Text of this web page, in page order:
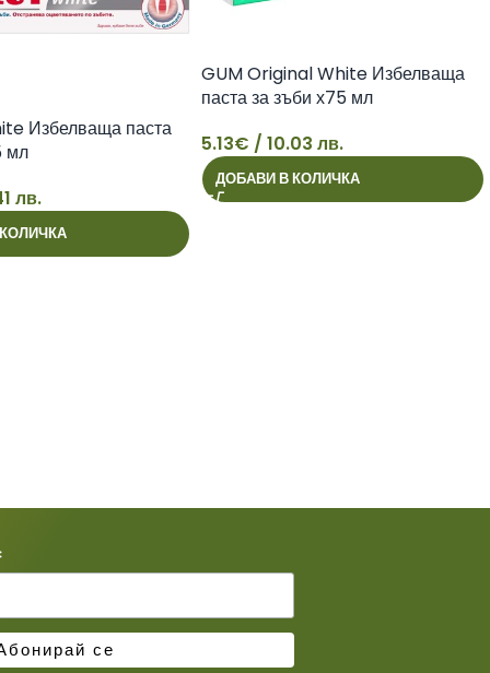
Избелваща паста
мл
лв.
GUM Original White Избелваща
паста за зъби х75 мл
5.13€ / 10.03 лв.
ДОБАВИ В КОЛИЧКА